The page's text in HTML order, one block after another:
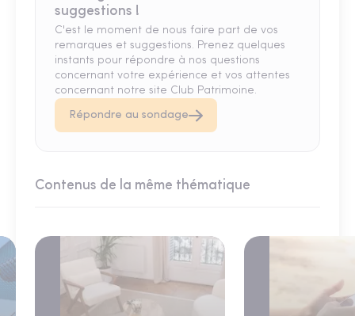
suggestions !
C'est le moment de nous faire part de vos
remarques et suggestions. Prenez quelques
instants pour répondre à nos questions
concernant votre expérience et vos attentes
concernant notre site Club Patrimoine.
Répondre au sondage
Contenus de la même thématique